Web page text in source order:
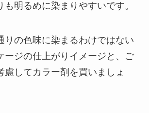
も明るめに染まりやすいです。
りの色味に染まるわけではない
ージの仕上がりイメージと、ご
慮してカラー剤を買いましょ